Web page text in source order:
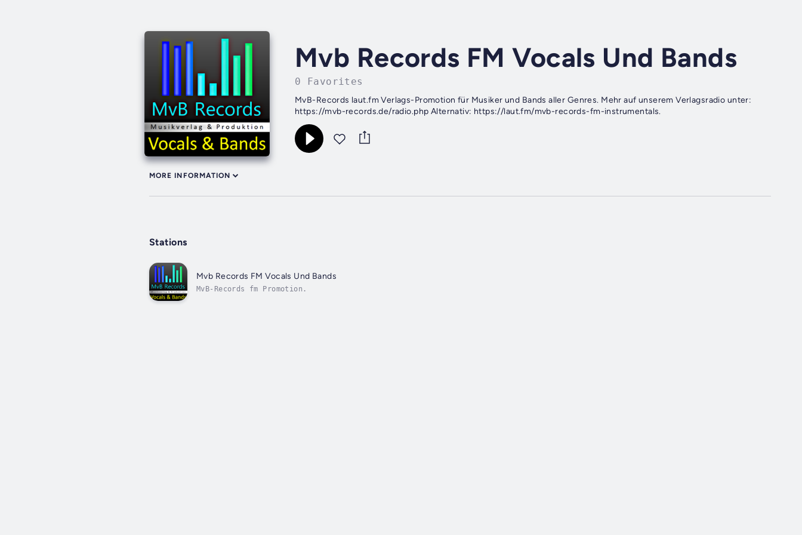
Mvb Records FM Vocals Und Bands
0 Favorites
MvB-Records laut.fm Verlags-Promotion für Musiker und Bands aller Genres. Mehr auf unserem Verlagsradio unter:
https://mvb-records.de/radio.php Alternativ: https://laut.fm/mvb-records-fm-instrumentals.
MORE INFORMATION
Stations
Mvb Records FM Vocals Und Bands
MvB-Records fm Promotion.